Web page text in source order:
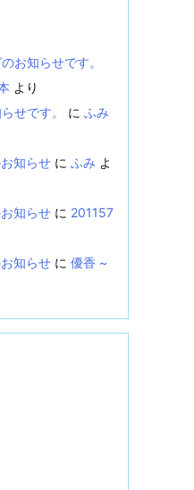
お知らせです。
より
せです。
に ふみ
知らせ に ふみ よ
知らせ に 201157
知らせ に 優香 ~